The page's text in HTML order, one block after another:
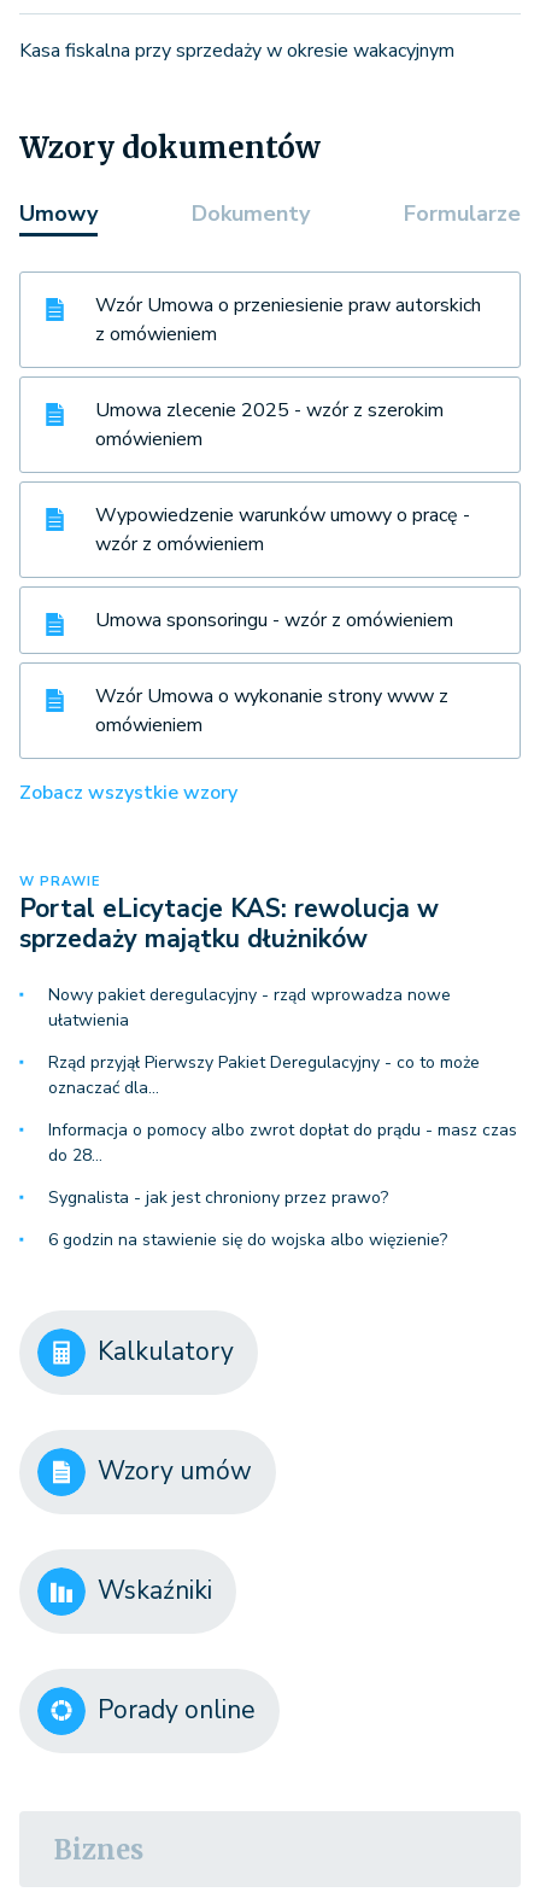
Kasa fiskalna przy sprzedaży w okresie wakacyjnym
Wzory dokumentów
Umowy Dokumenty Formularze
Wzór Umowa o przeniesienie praw autorskich
z omówieniem
Umowa zlecenie 2025 - wzór z szerokim
omówieniem
Wypowiedzenie warunków umowy o pracę -
wzór z omówieniem
Umowa sponsoringu - wzór z omówieniem
Wzór Umowa o wykonanie strony www z
omówieniem
Zobacz wszystkie wzory
W PRAWIE
Portal eLicytacje KAS: rewolucja w
sprzedaży majątku dłużników
Nowy pakiet deregulacyjny - rząd wprowadza nowe
ułatwienia
Rząd przyjął Pierwszy Pakiet Deregulacyjny - co to może
oznaczać dla…
Informacja o pomocy albo zwrot dopłat do prądu - masz czas
do 28…
Sygnalista - jak jest chroniony przez prawo?
6 godzin na stawienie się do wojska albo więzienie?
Kalkulatory
Wzory umów
Wskaźniki
Porady online
Biznes